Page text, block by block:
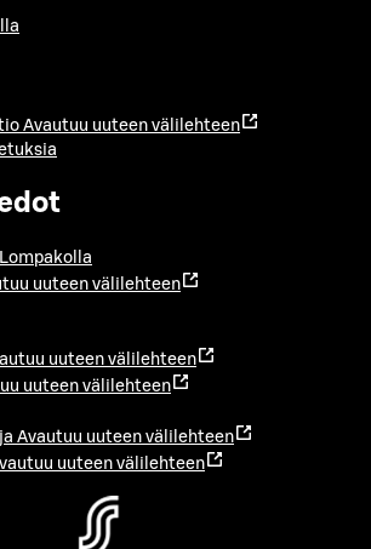
Avautuu uuteen välilehteen
uuteen välilehteen
uuteen välilehteen
uuteen välilehteen
Avautuu uuteen välilehteen
uuteen välilehteen